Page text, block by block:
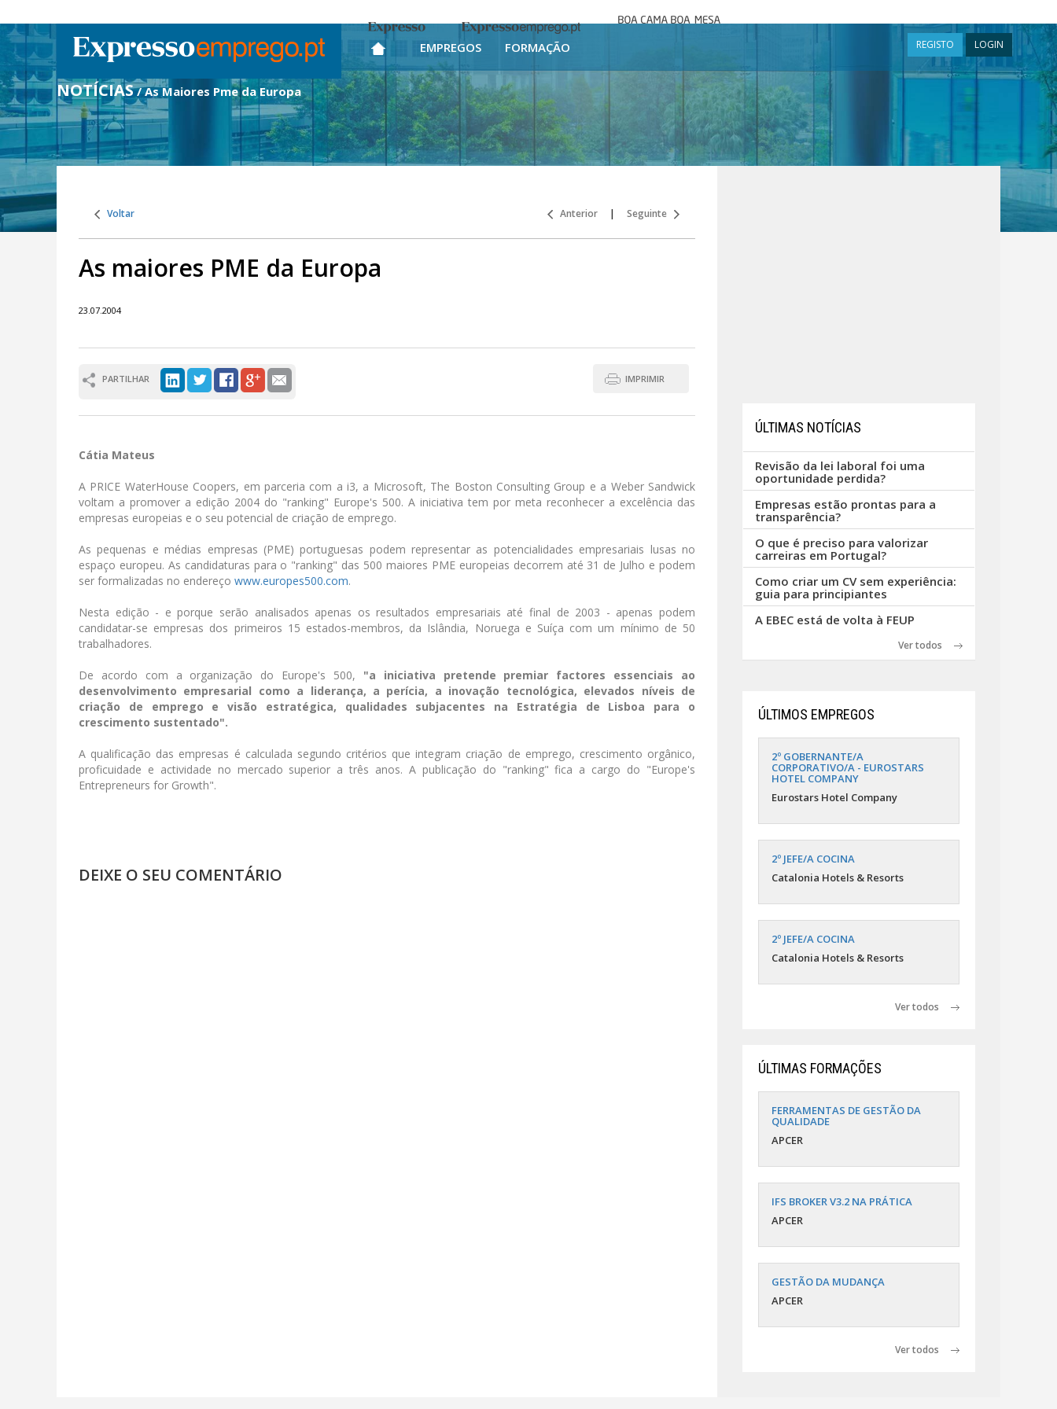
Expresso Expresso Emprego
mesa
EMPREGOS FORMAÇÃO REGISTO LOGIN
NOTÍCIAS / As Maiores Pme da Europa
Voltar Anterior | Seguinte
As maiores PME da Europa
23.07.2004
PARTILHAR IMPRIMIR
Cátia Mateus
A PRICE WaterHouse Coopers, em parceria com a i3, a Microsoft, The Boston Consulting Group e a Weber Sandwick
voltam a promover a edição 2004 do "ranking" Europe's 500. A iniciativa tem por meta reconhecer a excelência das
empresas europeias e o seu potencial de criação de emprego.
As pequenas e médias empresas (PME) portuguesas podem representar as potencialidades empresariais lusas no
espaço europeu. As candidaturas para o "ranking" das 500 maiores PME europeias decorrem até 31 de Julho e podem
ser formalizadas no endereço www.europes500.com.
Nesta edição - e porque serão analisados apenas os resultados empresariais até final de 2003 - apenas podem
candidatar-se empresas dos primeiros 15 estados-membros, da Islândia, Noruega e Suíça com um mínimo de 50
trabalhadores.
De acordo com a organização do Europe's 500, "a iniciativa pretende premiar factores essenciais ao
desenvolvimento empresarial como a liderança, a perícia, a inovação tecnológica, elevados níveis de
criação de emprego e visão estratégica, qualidades subjacentes na Estratégia de Lisboa para o
crescimento sustentado".
A qualificação das empresas é calculada segundo critérios que integram criação de emprego, crescimento orgânico,
proficuidade e actividade no mercado superior a três anos. A publicação do "ranking" fica a cargo do "Europe's
Entrepreneurs for Growth".
DEIXE O SEU COMENTÁRIO
ÚLTIMAS NOTÍCIAS
Revisão da lei laboral foi uma
oportunidade perdida?
Empresas estão prontas para a
transparência?
O que é preciso para valorizar
carreiras em Portugal?
Como criar um CV sem experiência:
guia para principiantes
A EBEC está de volta à FEUP
Ver todos
ÚLTIMOS EMPREGOS
2º GOBERNANTE/A
CORPORATIVO/A - EUROSTARS
HOTEL COMPANY
Eurostars Hotel Company
2º JEFE/A COCINA
Catalonia Hotels & Resorts
2º JEFE/A COCINA
Catalonia Hotels & Resorts
Ver todos
ÚLTIMAS FORMAÇÕES
FERRAMENTAS DE GESTÃO DA
QUALIDADE
APCER
IFS BROKER V3.2 NA PRÁTICA
APCER
GESTÃO DA MUDANÇA
APCER
Ver todos